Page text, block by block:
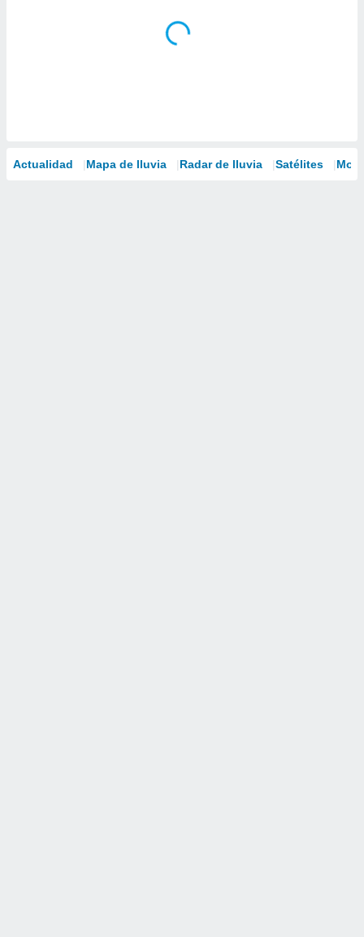
Actualidad Mapa de lluvia Radar de lluvia Satélites